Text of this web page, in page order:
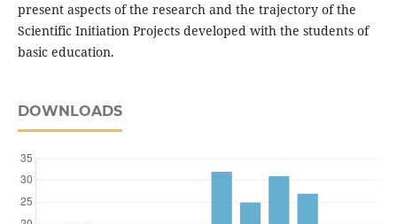
present aspects of the research and the trajectory of the
Scientific Initiation Projects developed with the students of
basic education.
DOWNLOADS